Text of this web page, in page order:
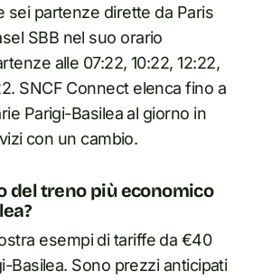
sei partenze dirette da Paris
SBB nel suo orario
alle 07:22, 10:22, 12:22,
SNCF Connect elenca fino a
Parigi-Basilea al giorno in
con un cambio.
del treno più economico
esempi di tariffe da €40
Basilea. Sono prezzi anticipati